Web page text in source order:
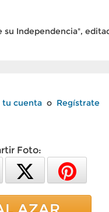
Independencia",
tu cuenta o Regístrate
Foto: